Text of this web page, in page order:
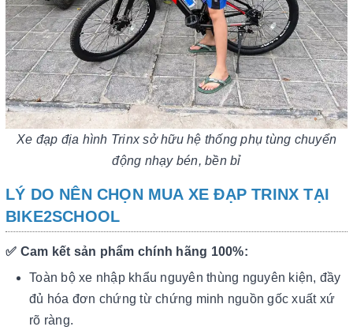
Xe đạp địa hình Trinx sở hữu hệ thống phụ tùng chuyển
động nhạy bén, bền bỉ
LÝ DO NÊN CHỌN MUA XE ĐẠP TRINX TẠI
BIKE2SCHOOL
✅ Cam kết sản phẩm chính hãng 100%:
Toàn bộ xe nhập khẩu nguyên thùng nguyên kiện, đầy
đủ hóa đơn chứng từ chứng minh nguồn gốc xuất xứ
rõ ràng.